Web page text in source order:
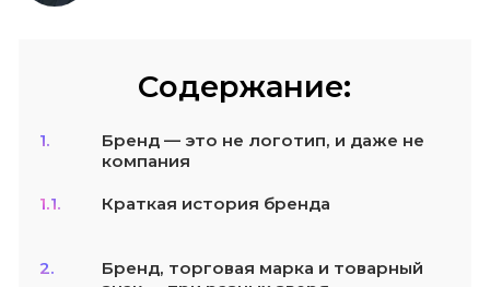
Содержание:
1.
Бренд — это не логотип, и даже не
компания
1.1. Краткая история бренда
2.
Бренд, торговая марка и товарный